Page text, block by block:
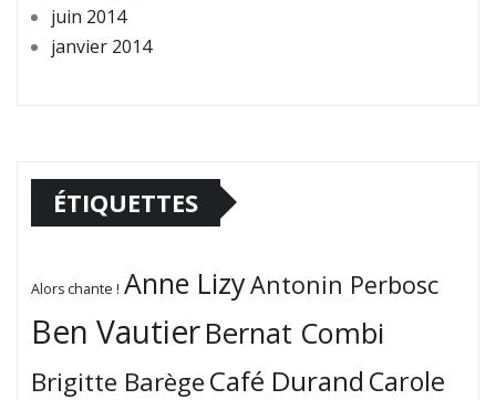
juin 2014
janvier 2014
ÉTIQUETTES
Alors chante ! Anne LizyAntonin Perbosc
Ben VautierBernat Combi
Brigitte BarègeCafé Durand Carole